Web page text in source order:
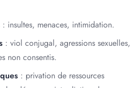
: insultes, menaces, intimidation.
: viol conjugal, agressions sexuelles,
non consentis.
: privation de ressources